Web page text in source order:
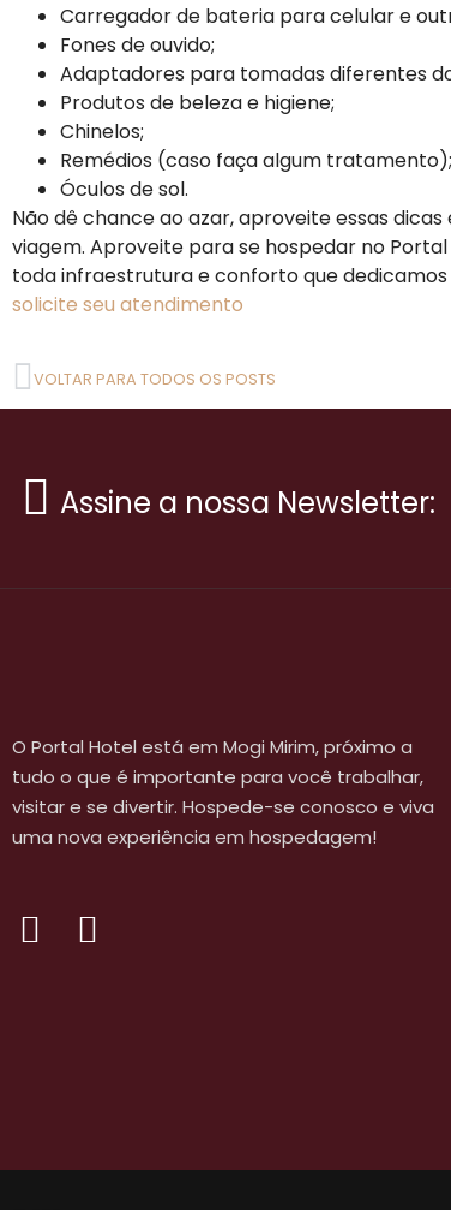
Carregador de bateria para celular e
Fones de ouvido;
Adaptadores para tomadas diferentes
Produtos de beleza e higiene;
Chinelos;
Remédios (caso faça algum tratamento);
Óculos de sol.
Não dê chance ao azar, aproveite essas
viagem. Aproveite para se hospedar no
toda infraestrutura e conforto que dedicamos
solicite seu atendimento
VOLTAR PARA TODOS OS POSTS
Assine a nossa Newsletter:
O Portal Hotel está em Mogi Mirim, próximo a
tudo o que é importante para você trabalhar,
visitar e se divertir. Hospede-se conosco e viva
uma nova experiência em hospedagem!